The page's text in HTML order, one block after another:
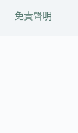
免責聲明